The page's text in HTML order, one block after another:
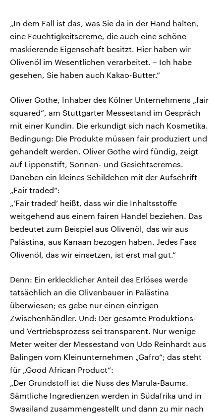
„In dem Fall ist das, was Sie da in der Hand halten,
eine Feuchtigkeitscreme, die auch eine schöne
maskierende Eigenschaft besitzt. Hier haben wir
Olivenöl im Wesentlichen verarbeitet. – Ich habe
gesehen, Sie haben auch Kakao-Butter.“
Oliver Gothe, Inhaber des Kölner Unternehmens „fair
squared“, am Stuttgarter Messestand im Gespräch
mit einer Kundin. Die erkundigt sich nach Kosmetika.
Bedingung: Die Produkte müssen fair produziert und
gehandelt werden. Oliver Gothe wird fündig, zeigt
auf Lippenstift, Sonnen- und Gesichtscremes.
Daneben ein kleines Schildchen mit der Aufschrift
„Fair traded“:
„'Fair traded‘ heißt, dass wir die Inhaltsstoffe
weitgehend aus einem fairen Handel beziehen. Das
bedeutet zum Beispiel aus Olivenöl, das wir aus
Palästina, aus Kanaan bezogen haben. Jedes Fass
Olivenöl, das wir einsetzen, ist erst mal gut.“
Denn: Ein erklecklicher Anteil des Erlöses werde
tatsächlich an die Olivenbauer in Palästina
überwiesen; es gebe nur einen einzigen
Zwischenhändler. Und: Der gesamte Produktions-
und Vertriebsprozess sei transparent. Nur wenige
Meter weiter der Messestand von Udo Reinhardt aus
Balingen vom Kleinunternehmen „Gafro“; das steht
für „Good African Product“:
„Der Grundstoff ist die Nuss des Marula-Baums.
Sämtliche Ingredienzen werden in Südafrika und in
Swasiland zusammengestellt und dann zu mir nach